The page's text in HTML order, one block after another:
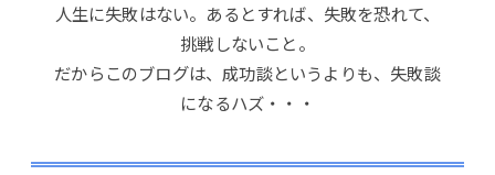
人生に失敗はない。あるとすれば、失敗を恐れて、
挑戦しないこと。
だからこのブログは、成功談というよりも、失敗談
になるハズ・・・